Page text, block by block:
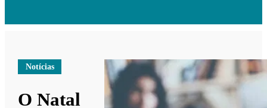
Notícias
O Natal